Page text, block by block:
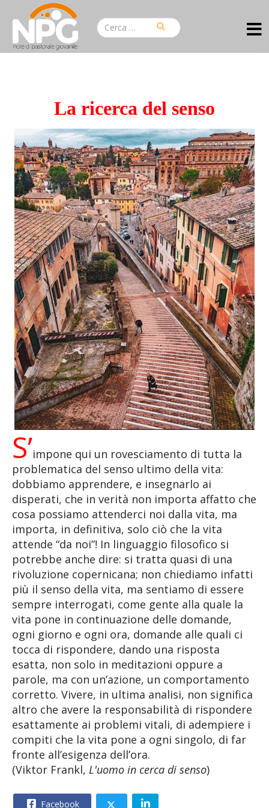
La ricerca del senso
S’impone qui un rovesciamento di tutta la
problematica del senso ultimo della vita:
dobbiamo apprendere, e insegnarlo ai
disperati, che in verità non importa affatto che
cosa possiamo attenderci noi dalla vita, ma
importa, in definitiva, solo ciò che la vita
attende “da noi”! In linguaggio filosofico si
potrebbe anche dire: si tratta quasi di una
rivoluzione copernicana; non chiediamo infatti
più il senso della vita, ma sentiamo di essere
sempre interrogati, come gente alla quale la
vita pone in continuazione delle domande,
ogni giorno e ogni ora, domande alle quali ci
tocca di rispondere, dando una risposta
esatta, non solo in meditazioni oppure a
parole, ma con un’azione, un comportamento
corretto. Vivere, in ultima analisi, non significa
altro che avere la responsabilità di rispondere
esattamente ai problemi vitali, di adempiere i
compiti che la vita pone a ogni singolo, di far
fronte all’esigenza dell’ora.
(Viktor Frankl, L'uomo in cerca di senso)
Facebook